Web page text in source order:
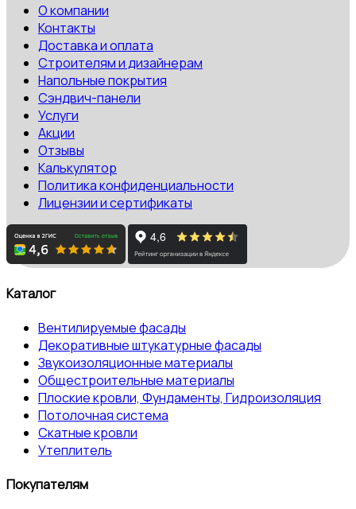
О компании
Контакты
Доставка и оплата
Строителям и дизайнерам
Напольные покрытия
Сэндвич-панели
Услуги
Акции
Отзывы
Калькулятор
Политика конфиденциальности
Лицензии и сертификаты
Каталог
Вентилируемые фасады
Декоративные штукатурные фасады
Звукоизоляционные материалы
Общестроительные материалы
Плоские кровли, Фундаменты, Гидроизоляция
Потолочная система
Скатные кровли
Утеплитель
Покупателям